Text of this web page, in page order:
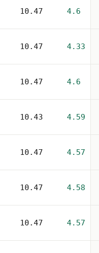
10.47 4.6
10.47 4.33
10.47 4.6
10.43 4.59
10.47 4.57
10.47 4.58
10.47 4.57